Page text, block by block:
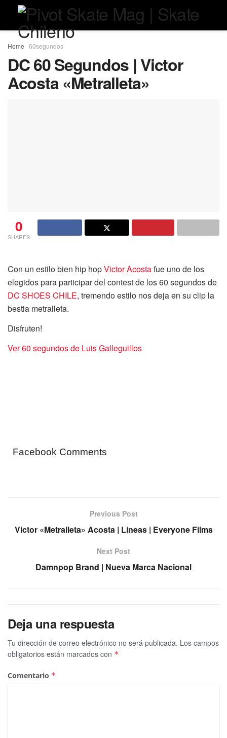
Home 60segundos
DC 60 Segundos | Victor
Acosta «Metralleta»
0
SHARES
Con un estilo bien hip hopVictor Acostafue uno de los
elegidos para participar del contest de los 60 segundos de
DC SHOES CHILE, tremendo estilo nos deja en su clip la
bestia metralleta.
Disfruten!
Ver 60 segundos de Luis Galleguillos
Facebook Comments
Previous Post
Victor «Metralleta» Acosta | Lineas | Everyone Films
Next Post
Damnpop Brand | Nueva Marca Nacional
Deja una respuesta
Tu dirección de correo electrónico no será publicada. Los campos
obligatorios están marcados con *
Comentario *